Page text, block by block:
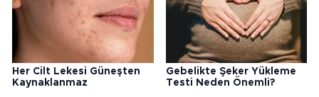
Her Cilt Lekesi Güneşten
Kaynaklanmaz
Gebelikte Şeker Yükleme
Testi Neden Önemli?